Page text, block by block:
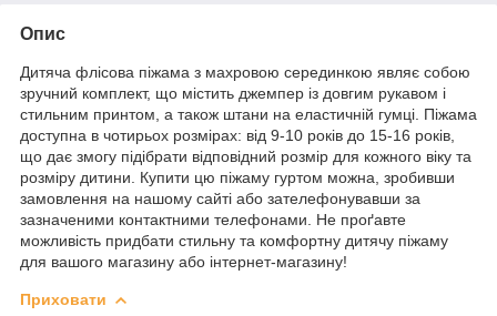
Опис
Дитяча флісова піжама з махровою серединкою являє собою
зручний комплект, що містить джемпер із довгим рукавом і
стильним принтом, а також штани на еластичній гумці. Піжама
доступна в чотирьох розмірах: від 9-10 років до 15-16 років,
що дає змогу підібрати відповідний розмір для кожного віку та
розміру дитини. Купити цю піжаму гуртом можна, зробивши
замовлення на нашому сайті або зателефонувавши за
зазначеними контактними телефонами. Не проґавте
можливість придбати стильну та комфортну дитячу піжаму
для вашого магазину або інтернет-магазину!
Приховати